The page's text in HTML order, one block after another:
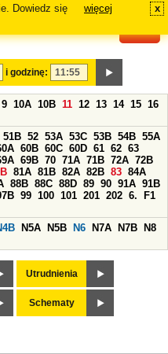
Dowiedz się
więcej x
i godzinę:
9 10A 10B 11 12 13 14 15 16
51B 52 53A 53C 53B 54B 55A
60B 60C 60D 61 62 63
69B 70 71A 71B 72A 72B
81A 81B 82A 82B 83 84A
88B 88C 88D 89 90 91A 91B
99 100 101 201 202 6.
F1
N5A N5B N6 N7A N7B
N8
Utrudnienia
Schematy